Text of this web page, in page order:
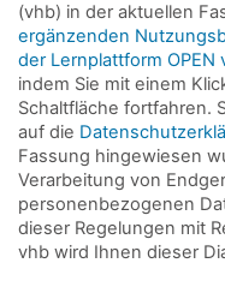
(vhb) in der aktuellen
ergänzenden
der Lernplattform OPEN
indem Sie mit einem
Schaltfläche fortfahren.
auf die
Fassung hingewiesen
Verarbeitung von
personenbezogenen
dieser Regelungen mit
vhb wird Ihnen dieser